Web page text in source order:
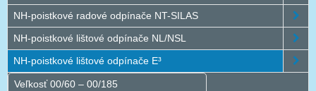
NH-poistkové radové odpínače NT-SILAS
NH-poistkové lištové odpínače NL/NSL
NH-poistkové lištové odpínače E³
Veľkosť 00/60 – 00/185